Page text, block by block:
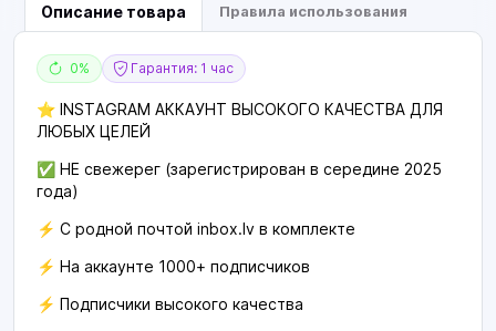
Описание товара Правила использования
0% Гарантия: 1 час
⭐️ INSTAGRAM АККАУНТ ВЫСОКОГО КАЧЕСТВА ДЛЯ
ЛЮБЫХ ЦЕЛЕЙ
✅ НЕ свежерег (зарегистрирован в середине 2025
года)
⚡️ С родной почтой inbox.lv в комплекте
⚡️ На аккаунте 1000+ подписчиков
⚡️ Подписчики высокого качества